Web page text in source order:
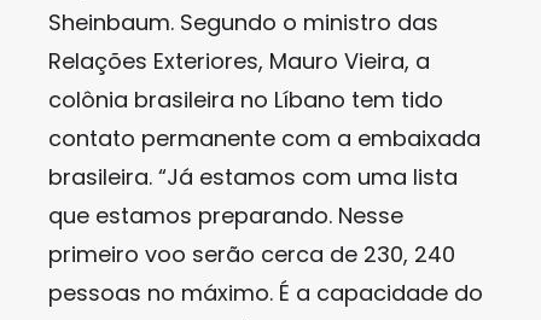
Sheinbaum. Segundo o ministro das
Relações Exteriores, Mauro Vieira, a
colônia brasileira no Líbano tem tido
contato permanente com a embaixada
brasileira. “Já estamos com uma lista
que estamos preparando. Nesse
primeiro voo serão cerca de 230, 240
pessoas no máximo. É a capacidade do